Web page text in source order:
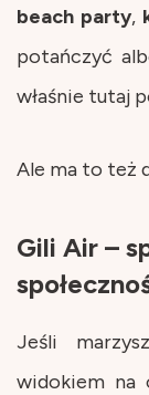
beach party,
potańczyć
właśnie tutaj
Ale ma to też
Gili Air –
Jeśli
widokiem na